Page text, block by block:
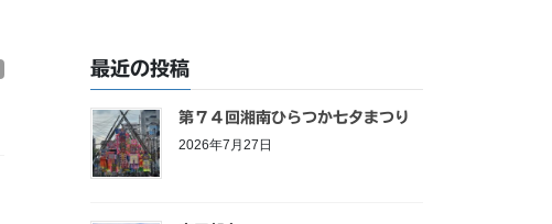
最近の投稿
第７４回湘南ひらつか七夕まつり
2026年7月27日